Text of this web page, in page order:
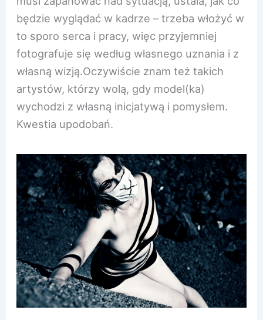
będzie wyglądać w kadrze – trzeba włożyć w
to sporo serca i pracy, więc przyjemniej
fotografuje się według własnego uznania i z
własną wizją.Oczywiście znam też takich
artystów, którzy wolą, gdy model(ka)
wychodzi z własną inicjatywą i pomysłem.
Kwestia upodobań.